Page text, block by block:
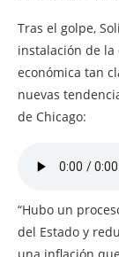
Tras el golpe,
instalación de
económica tan
nuevas
de Chicago:
“Hubo un
del Estado y
una inflación